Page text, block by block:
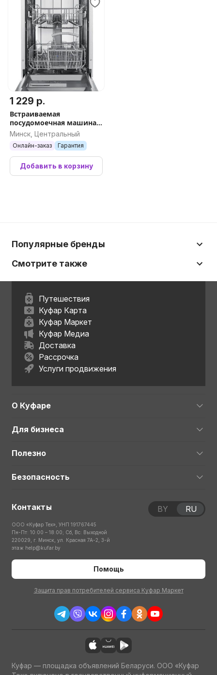
1 229 р.
Встраиваемая
посудомоечная машина
MAUNFELD MLP4529A01
Light Beam
Минск, Центральный
Онлайн-заказ Гарантия
Добавить в корзину
Популярные бренды
Смотрите также
Путешествия
Куфар Карта
Куфар Маркет
Куфар Медиа
Доставка
Рассрочка
Услуги продвижения
О Куфаре
Для бизнеса
Полезно
Безопасность
Контакты
ООО «Куфар Тех», УНП 191767445
Пн-Пт: 10:00 – 18:00; Сб, Вс: Выходной
220029, г. Минск, ул. Красная 7А-2, 3-й
этаж help@kufar.by
Помощь
Защита прав потребителей сервиса Куфар Маркет
BY RU
Куфар — площадка объявлений Беларуси. ООО «Куфар